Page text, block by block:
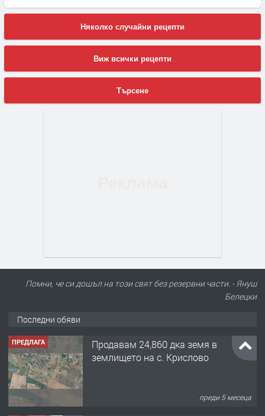
Няколко случайни рецепти
Виж всички рецепти
Търсене
Помни, че си дошъл на този свят без резервни части. - Януш
Белецки
Последни обяви
ПРЕДЛАГА
Продавам 24,860 дка земя в
землището на с. Крислово
преди 5 месеца